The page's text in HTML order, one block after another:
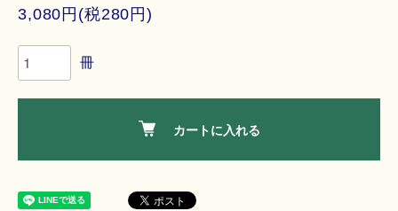
3,080円(税280円)
冊
カートに入れる